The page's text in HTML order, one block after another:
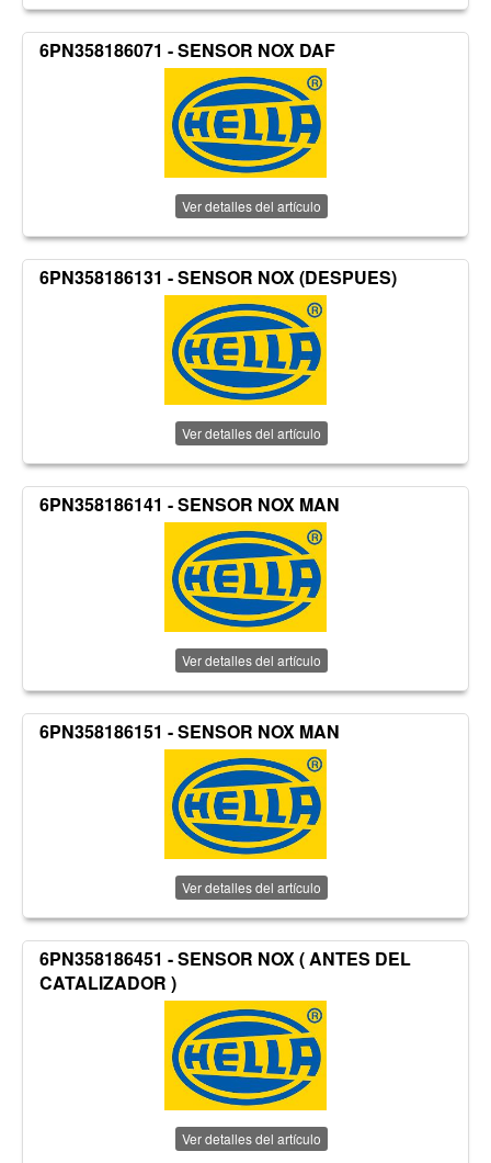
6PN358186071 - SENSOR NOX DAF
Ver detalles del artículo
6PN358186131 - SENSOR NOX (DESPUES)
Ver detalles del artículo
6PN358186141 - SENSOR NOX MAN
Ver detalles del artículo
6PN358186151 - SENSOR NOX MAN
Ver detalles del artículo
6PN358186451 - SENSOR NOX ( ANTES DEL
CATALIZADOR )
Ver detalles del artículo